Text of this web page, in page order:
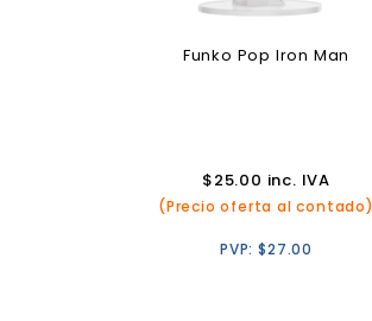
Funko Pop Iron Man
$25.00 inc. IVA
(Precio oferta al contado)
PVP:$27.00